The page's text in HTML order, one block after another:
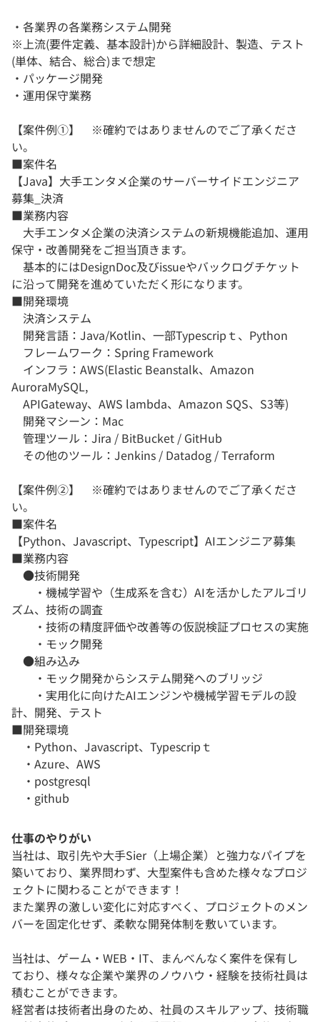
・各業界の各業務システム開発
※上流(要件定義、基本設計)から詳細設計、製造、テスト
(単体、結合、総合)まで想定
・パッケージ開発
・運用保守業務
【案件例➀】 ※確約ではありませんのでご了承くださ
い。
■案件名
【Java】大手エンタメ企業のサーバーサイドエンジニア
募集_決済
■業務内容
大手エンタメ企業の決済システムの新規機能追加、運用
保守・改善開発をご担当頂きます。
基本的にはDesignDoc及びissueやバックログチケット
に沿って開発を進めていただく形になります。
■開発環境
決済システム
開発言語：Java/Kotlin、一部Typescripｔ、Python
フレームワーク：Spring Framework
インフラ：AWS(Elastic Beanstalk、Amazon
AuroraMySQL,
APIGateway、AWS lambda、Amazon SQS、S3等)
開発マシーン：Mac
管理ツール：Jira / BitBucket / GitHub
その他のツール：Jenkins / Datadog / Terraform
【案件例➁】 ※確約ではありませんのでご了承くださ
い。
■案件名
【Python、Javascript、Typescript】AIエンジニア募集
■業務内容
●技術開発
・機械学習や（生成系を含む）AIを活かしたアルゴリ
ズム、技術の調査
・技術の精度評価や改善等の仮説検証プロセスの実施
・モック開発
●組み込み
・モック開発からシステム開発へのブリッジ
・実用化に向けたAIエンジンや機械学習モデルの設
計、開発、テスト
■開発環境
・Python、Javascript、Typescripｔ
・Azure、AWS
・postgresql
・github
仕事のやりがい
当社は、取引先や大手Sier（上場企業）と強力なパイプを
築いており、業界問わず、大型案件も含めた様々なプロジ
ェクトに関わることができます！
また業界の激しい変化に対応すべく、プロジェクトのメン
バーを固定化せず、柔軟な開発体制を敷いています。
当社は、ゲーム・WEB・IT、まんべんなく案件を保有し
ており、様々な企業や業界のノウハウ・経験を技術社員は
積むことができます。
経営者は技術者出身のため、社員のスキルアップ、技術職